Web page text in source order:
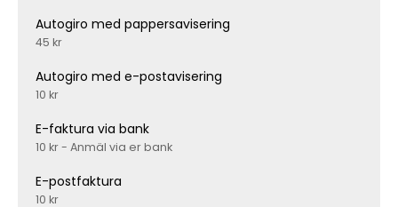
Autogiro med pappersavisering
45 kr
Autogiro med e-postavisering
10 kr
E-faktura via bank
10 kr - Anmäl via er bank
E-postfaktura
10 kr